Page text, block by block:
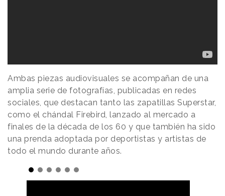
Ambas piezas audiovisuales se acompañan de una
amplia serie de fotografías, publicadas en redes
sociales, que destacan tanto las zapatillas Superstar,
como el chándal Firebird, lanzado al mercado a
finales de la década de los 60 y que también ha sido
una prenda adoptada por deportistas y artistas de
todo el mundo durante años.